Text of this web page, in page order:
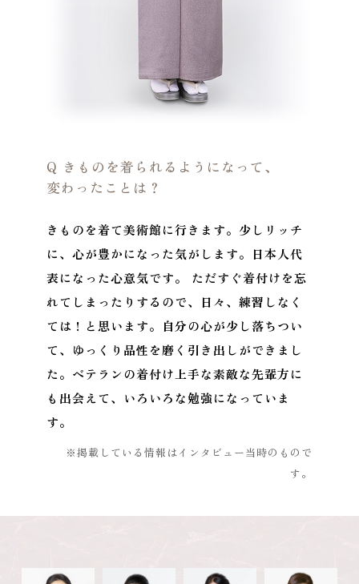
Q きものを着られるようになって、
変わったことは？
きものを着て美術館に行きます。少しリッチ
に、心が豊かになった気がします。日本人代
表になった心意気です。 ただすぐ着付けを忘
れてしまったりするので、日々、練習しなく
ては！と思います。自分の心が少し落ちつい
て、ゆっくり品性を磨く引き出しができまし
た。ベテランの着付け上手な素敵な先輩方に
も出会えて、いろいろな勉強になっていま
す。
※掲載している情報はインタビュー当時のもので
す。